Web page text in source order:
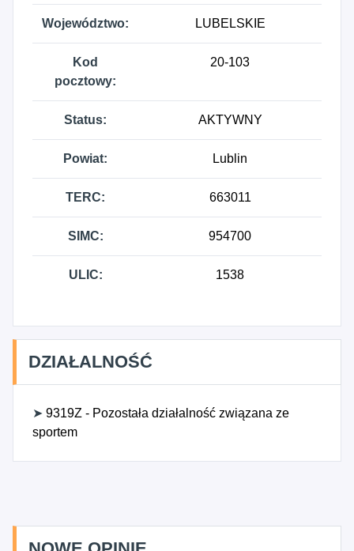
Województwo: LUBELSKIE
Kod
pocztowy:
20-103
Status: AKTYWNY
Powiat: Lublin
TERC: 663011
SIMC: 954700
ULIC: 1538
DZIAŁALNOŚĆ
➤ 9319Z - Pozostała działalność związana ze
sportem